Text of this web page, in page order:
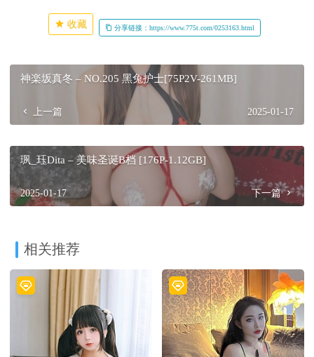
收藏 分享链接：https://www.775t.com/0253163.html
神楽坂真冬 – NO.205 黑兔护士[75P2V-261MB]
上一篇 2025-01-17
珟_珏Dita – 美味圣诞B档 [176P-1.12GB]
2025-01-17 下一篇
相关推荐